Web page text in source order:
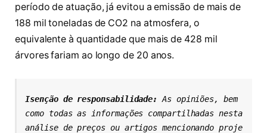
período de atuação, já evitou a emissão de mais de
188 mil toneladas de CO2 na atmosfera, o
equivalente à quantidade que mais de 428 mil
árvores fariam ao longo de 20 anos.
Isenção de responsabilidade: As opiniões, bem
como todas as informações compartilhadas nesta
análise de preços ou artigos mencionando proje